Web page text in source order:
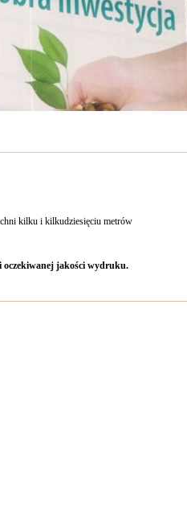
kilku i kilkudziesięciu metrów
oczekiwanej jakości wydruku.